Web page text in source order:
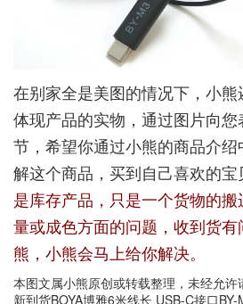
在别家全是美图的情况下，小
体现产品的实物，通过图片向
节，希望你通过小熊的商品介
解这个商品，买到自己喜欢的宝
是库存产品，只是一个货物的
量或成色方面的问题，收到货
熊，小熊会马上给你解决。
本图文属小熊原创或转载整理，未经允许
新到货BOYA博雅6米线长 USB-C接口